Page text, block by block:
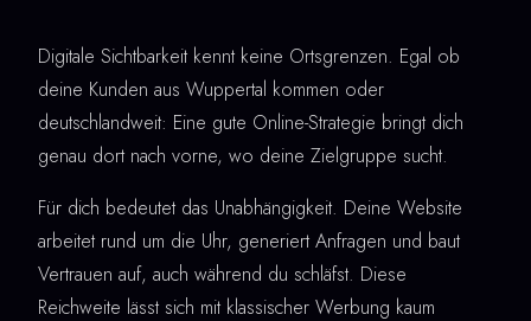
Digitale Sichtbarkeit kennt keine Ortsgrenzen. Egal ob
deine Kunden aus Wuppertal kommen oder
deutschlandweit: Eine gute Online-Strategie bringt dich
genau dort nach vorne, wo deine Zielgruppe sucht.
Für dich bedeutet das Unabhängigkeit. Deine Website
arbeitet rund um die Uhr, generiert Anfragen und baut
Vertrauen auf, auch während du schläfst. Diese
Reichweite lässt sich mit klassischer Werbung kaum